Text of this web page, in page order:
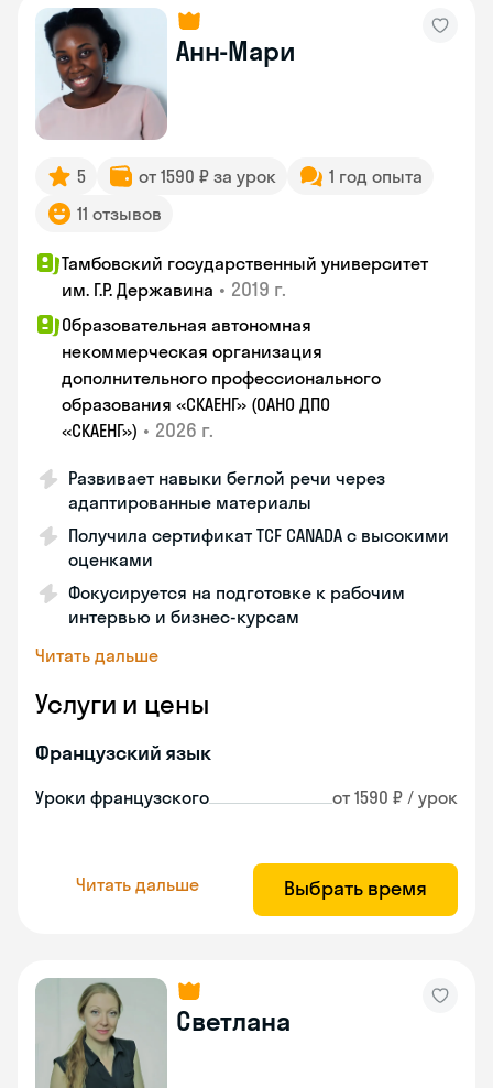
Анн-Мари
5 от 1590 ₽ за урок
1 год опыта
11 отзывов
Тамбовский государственный университет
им. Г.Р. Державина • 2019 г.
Образовательная автономная
некоммерческая организация
дополнительного профессионального
образования «СКАЕНГ» (ОАНО ДПО
«СКАЕНГ») • 2026 г.
Развивает навыки беглой речи через
адаптированные материалы
Получила сертификат TCF CANADA с высокими
оценками
Фокусируется на подготовке к рабочим
интервью и бизнес-курсам
Читать дальше
Услуги и цены
Французский язык
Уроки французского от 1590 ₽ / урок
Читать дальше Выбрать время
Светлана